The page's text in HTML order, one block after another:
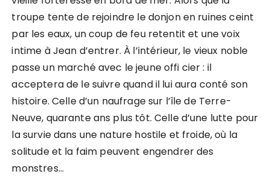
troupe tente de rejoindre le donjon en ruines ceint
par les eaux, un coup de feu retentit et une voix
intime à Jean d’entrer. À l’intérieur, le vieux noble
passe un marché avec le jeune offi cier : il
acceptera de le suivre quand il lui aura conté son
histoire. Celle d’un naufrage sur l’île de Terre-
Neuve, quarante ans plus tôt. Celle d’une lutte pour
la survie dans une nature hostile et froide, où la
solitude et la faim peuvent engendrer des
monstres…